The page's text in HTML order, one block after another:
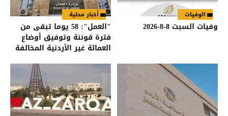
الوفيات
وفيات السبت 8-8-2026
أخبار محلية
"العمل": 58 يوما تبقى من
فترة قوننة وتوفيق أوضاع
العمالة غير الأردنية المخالفة